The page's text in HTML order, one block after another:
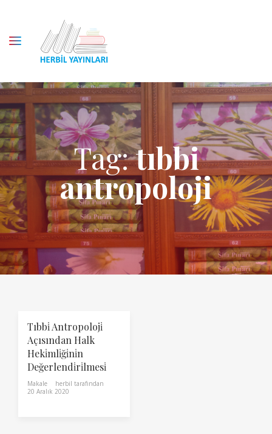
Tag:tıbbi
antropoloji
Tıbbi̇ Antropoloji̇
Açısından Halk
Heki̇mli̇ği̇ni̇n
Değerlendi̇ri̇lmesi̇
Makale herbil tarafından
20 Aralık 2020